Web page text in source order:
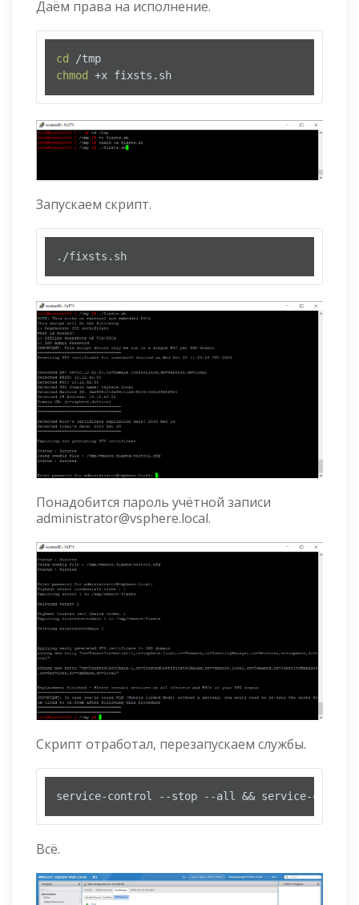
Даём права на исполнение.
cd
chmod
+x fixsts.sh
Запускаем скрипт.
./fixsts.sh
Понадобится пароль учётной записи
administrator@vsphere.local.
Скрипт отработал, перезапускаем службы.
service-control --stop --all && service-
Всё.